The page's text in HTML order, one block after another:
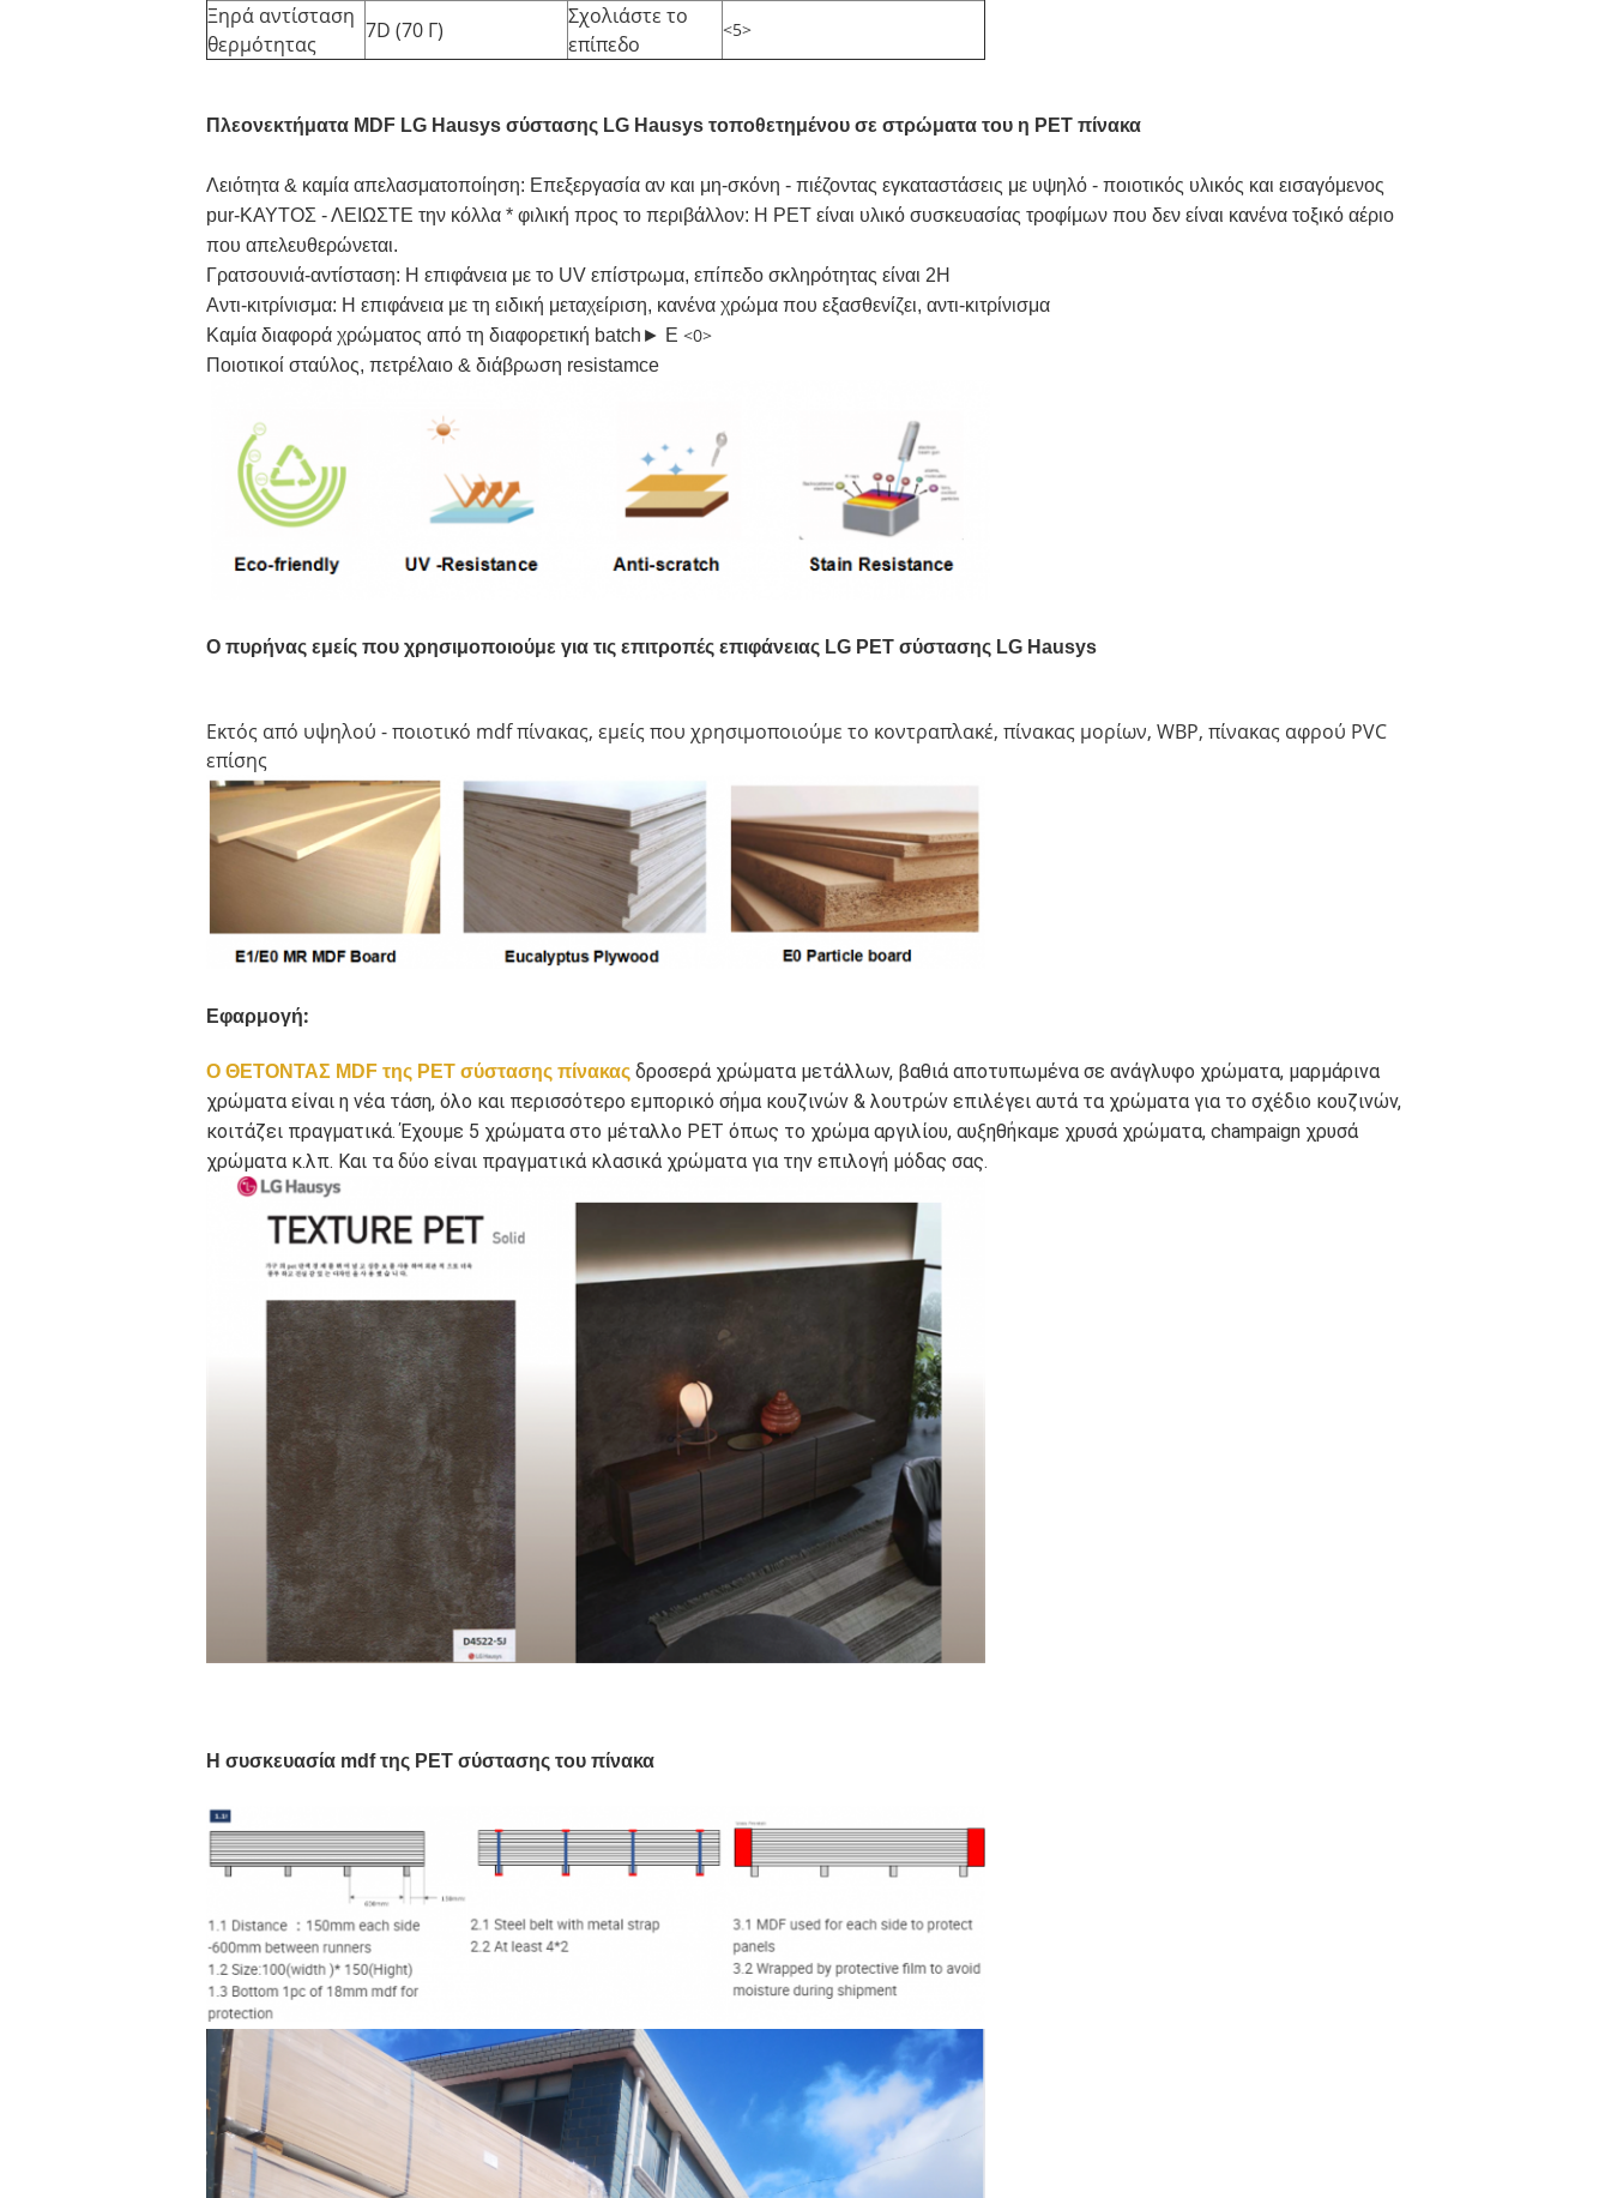
Ξηρά αντίσταση
θερμότητας
7D (70 Γ)
Σχολιάστε το
επίπεδο
<5>
Πλεονεκτήματα MDF LG Hausys σύστασης LG Hausys τοποθετημένου σε στρώματα του η PET πίνακα
Λειότητα & καμία απελασματοποίηση: Επεξεργασία αν και μη-σκόνη - πιέζοντας εγκαταστάσεις με υψηλό - ποιοτικός υλικός και εισαγόμενος
pur-ΚΑΥΤΟΣ - ΛΕΙΩΣΤΕ την κόλλα * φιλική προς το περιβάλλον: Η PET είναι υλικό συσκευασίας τροφίμων που δεν είναι κανένα τοξικό αέριο
που απελευθερώνεται.
Γρατσουνιά-αντίσταση: Η επιφάνεια με το UV επίστρωμα, επίπεδο σκληρότητας είναι 2H
Αντι-κιτρίνισμα: Η επιφάνεια με τη ειδική μεταχείριση, κανένα χρώμα που εξασθενίζει, αντι-κιτρίνισμα
Καμία διαφορά χρώματος από τη διαφορετική batch► Ε <0>
Ποιοτικοί σταύλος, πετρέλαιο & διάβρωση resistamce
Ο πυρήνας εμείς που χρησιμοποιούμε για τις επιτροπές επιφάνειας LG PET σύστασης LG Hausys
Εκτός από υψηλού - ποιοτικό mdf πίνακας, εμείς που χρησιμοποιούμε το κοντραπλακέ, πίνακας μορίων, WBP, πίνακας αφρού PVC
επίσης
Εφαρμογή:
Ο ΘΕΤΟΝΤΑΣ MDF της PET σύστασης πίνακας δροσερά χρώματα μετάλλων, βαθιά αποτυπωμένα σε ανάγλυφο χρώματα, μαρμάρινα
χρώματα είναι η νέα τάση, όλο και περισσότερο εμπορικό σήμα κουζινών & λουτρών επιλέγει αυτά τα χρώματα για το σχέδιο κουζινών,
κοιτάζει πραγματικά. Έχουμε 5 χρώματα στο μέταλλο PET όπως το χρώμα αργιλίου, αυξηθήκαμε χρυσά χρώματα, champaign χρυσά
χρώματα κ.λπ. Και τα δύο είναι πραγματικά κλασικά χρώματα για την επιλογή μόδας σας.
Η συσκευασία mdf της PET σύστασης του πίνακα